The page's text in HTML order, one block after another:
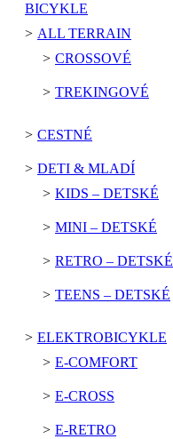
BICYKLE
ALL TERRAIN
CROSSOVÉ
TREKINGOVÉ
CESTNÉ
DETI & MLADÍ
KIDS – DETSKÉ
MINI – DETSKÉ
RETRO – DETSKÉ
TEENS – DETSKÉ
ELEKTROBICYKLE
E-COMFORT
E-CROSS
E-RETRO